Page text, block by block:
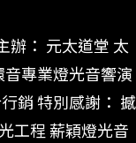
辦： 元太道堂 太
專業燈光音響演
銷 特別感謝： 撼
工程 薪穎燈光音